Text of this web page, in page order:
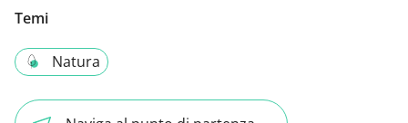
Temi
Natura